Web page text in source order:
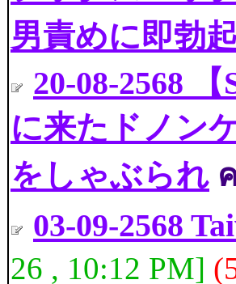
男責めに即勃起
20-08-2568
に来たドノン
をしゃぶられ
03-09-2568
26 , 10:12 PM]